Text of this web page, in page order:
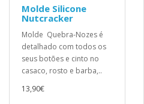
Molde Silicone
Nutcracker
Molde Quebra-Nozes é
detalhado com todos os
seus botões e cinto no
casaco, rosto e barba,..
13,90€